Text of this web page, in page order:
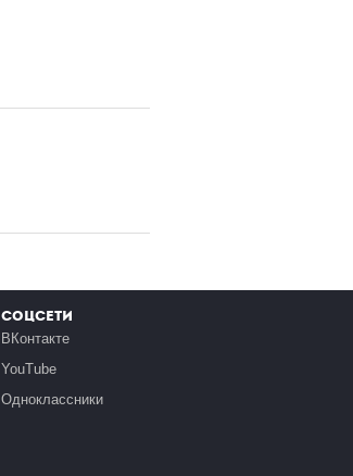
Соцсети
ВКонтакте
YouTube
Одноклассники